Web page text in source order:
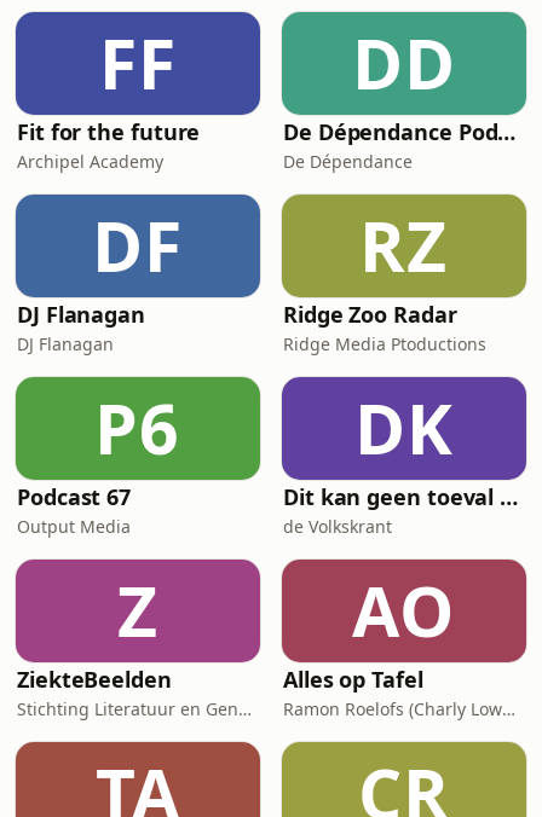
FF
Fit for the future
Archipel Academy
DD
De Dépendance Podcast
De Dépendance
DF
DJ Flanagan
DJ Flanagan
RZ
Ridge Zoo Radar
Ridge Media Ptoductions
P6
Podcast 67
Output Media
DK
Dit kan geen toeval zijn
de Volkskrant
Z
ZiekteBeelden
Stichting Literatuur en Geneeskunde
AO
Alles op Tafel
Ramon Roelofs (Charly Lownoise)
TA CR